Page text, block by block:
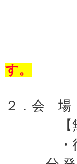
〈第１
す。
２．会 場
【
・